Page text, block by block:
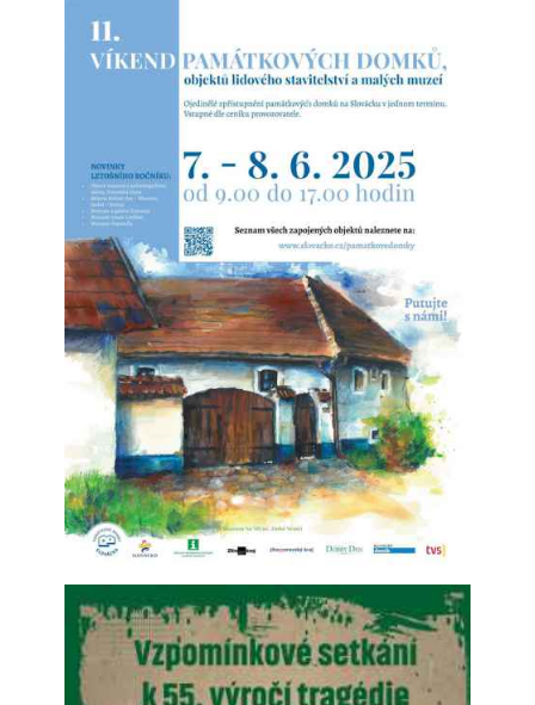
Šardická rezidence brněnských eremitů u
kláštera sv. Tomáše
Vznikla přestavbou starší vrchnostenské sýpky
nákladem 1926 zlatých. Tato částka byla na svou dobu
poměrně nízká - úpravy spočívaly v přefasádování
stavby a vybudování vnitřních příček.